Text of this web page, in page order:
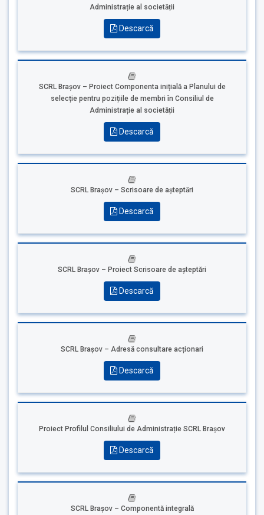
Administrație al societății
Descarcă
SCRL Brașov – Proiect Componenta inițială a Planului de
selecție pentru pozițiile de membri în Consiliul de
Administrație al societății
Descarcă
SCRL Brașov – Scrisoare de așteptări
Descarcă
SCRL Brașov – Proiect Scrisoare de așteptări
Descarcă
SCRL Brașov – Adresă consultare acționari
Descarcă
Proiect Profilul Consiliului de Administrație SCRL Brașov
Descarcă
SCRL Brașov – Componentă integrală